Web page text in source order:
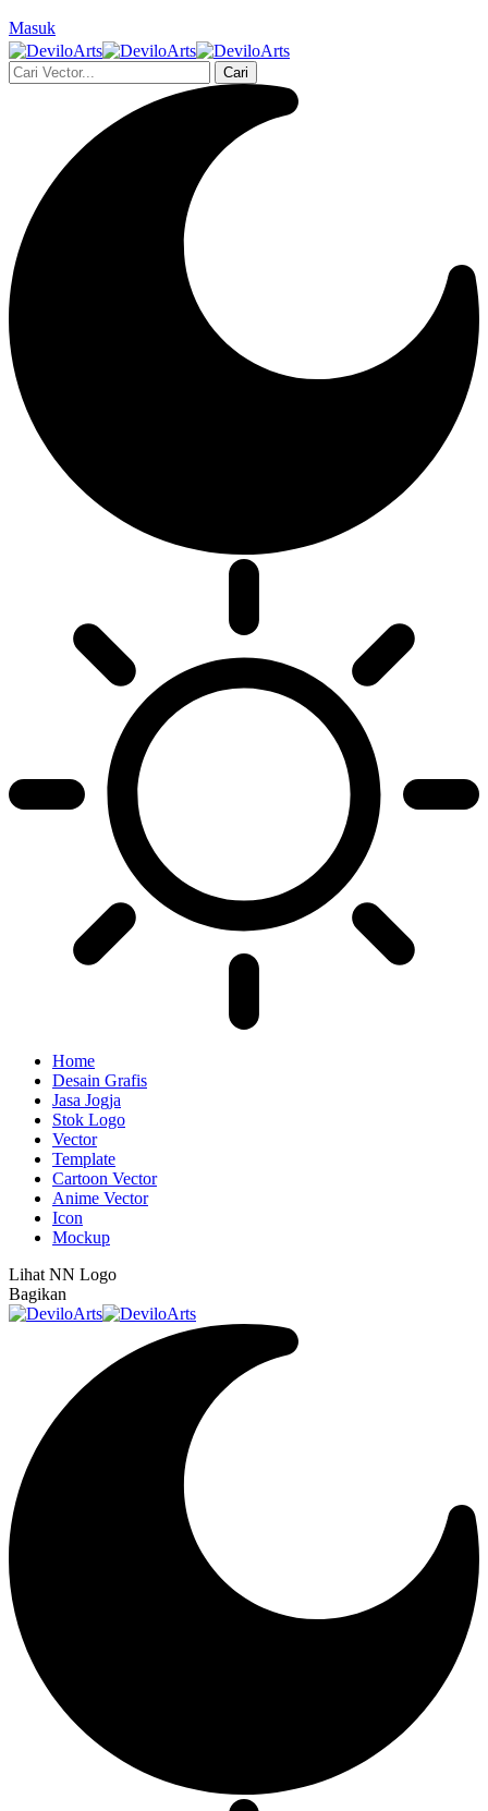
Masuk
Home
Desain Grafis
Jasa Jogja
Stok Logo
Vector
Template
Cartoon Vector
Anime Vector
Icon
Mockup
Lihat NN Logo
Bagikan